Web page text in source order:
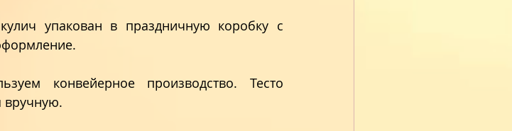
упакован в праздничную коробку с
конвейерное производство. Тесто
вручную.